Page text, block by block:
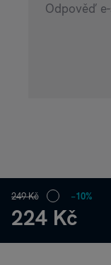
Odpověď
249 Kč
224 Kč
−10%